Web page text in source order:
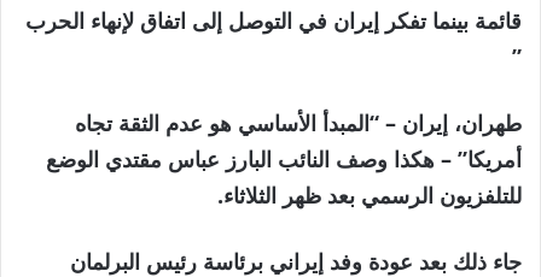
قائمة بينما تفكر إيران في التوصل إلى اتفاق لإنهاء الحرب
”
طهران، إيران – “المبدأ الأساسي هو عدم الثقة تجاه
أمريكا” – هكذا وصف النائب البارز عباس مقتدي الوضع
للتلفزيون الرسمي بعد ظهر الثلاثاء.
جاء ذلك بعد عودة وفد إيراني برئاسة رئيس البرلمان